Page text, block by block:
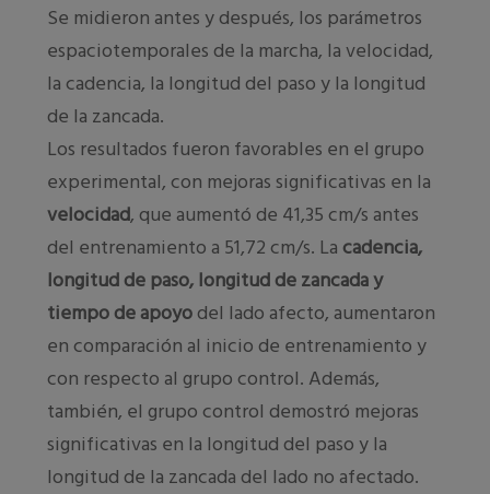
Se midieron antes y después, los parámetros
espaciotemporales de la marcha, la velocidad,
la cadencia, la longitud del paso y la longitud
de la zancada.
Los resultados fueron favorables en el grupo
experimental, con mejoras significativas en la
velocidad, que aumentó de 41,35 cm/s antes
del entrenamiento a 51,72 cm/s. La cadencia,
longitud de paso, longitud de zancada y
tiempo de apoyodel lado afecto, aumentaron
en comparación al inicio de entrenamiento y
con respecto al grupo control. Además,
también, el grupo control demostró mejoras
significativas en la longitud del paso y la
longitud de la zancada del lado no afectado.